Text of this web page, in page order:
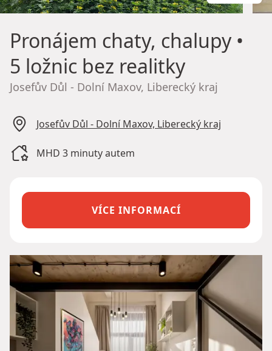
Pronájem chaty, chalupy•
5 ložnic bez realitky
Josefův Důl - Dolní Maxov, Liberecký kraj
Josefův Důl - Dolní Maxov, Liberecký kraj
MHD 3 minuty autem
VÍCE INFORMACÍ